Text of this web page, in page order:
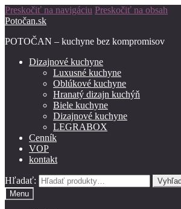
Preskočiť na navigáciu Preskočiť na obsah
Potočan.sk
POTOČAN – kuchyne bez kompromisov
Dizajnové kuchyne
Luxusné kuchyne
Oblúkové kuchyne
Hranatý dizajn kuchýň
Biele kuchyne
Dizajnové kuchyne
LEGRABOX
Cenník
VOP
kontakt
Hľadať:
Menu